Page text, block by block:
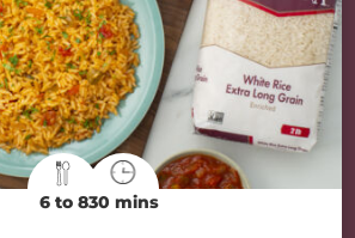
6 to 830 mins